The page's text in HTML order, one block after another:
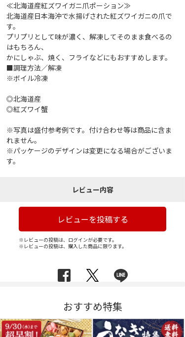
≪北海道産紅ズワイガニ爪ポーション≫
北海道産日本海沖で水揚げされた紅ズワイガニの爪で
す。
プリプリとして味が濃く、解凍してそのまま食べるの
はもちろん、
かにしゃぶ、焼く、フライなどにもおすすめします。
■調理方法／解凍
※ボイル冷凍
◎北海道産
◎紅ズワイ蟹
※写真は盛付参考例です。付け合わせ等は商品に含ま
れません。
※パッケージのデザインは変更になる場合がございま
す。
レビュー内容
レビューを投稿する
※レビューの投稿は、ログインが必要です。
※レビューの投稿は、購入した商品に限ります。
おすすめ特集